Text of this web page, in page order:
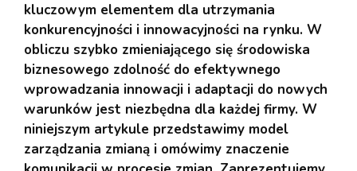
kluczowym elementem dla utrzymania
konkurencyjności i innowacyjności na rynku. W
obliczu szybko zmieniającego się środowiska
biznesowego zdolność do efektywnego
wprowadzania innowacji i adaptacji do nowych
warunków jest niezbędna dla każdej firmy. W
niniejszym artykule przedstawimy model
zarządzania zmianą i omówimy znaczenie